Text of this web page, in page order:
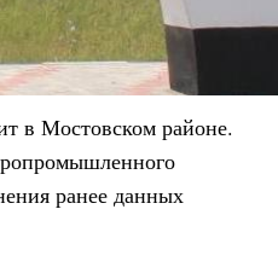
в Мостовском районе.
ранее данных